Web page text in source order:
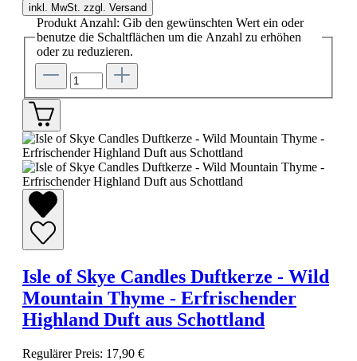
inkl. MwSt. zzgl. Versand
Produkt Anzahl: Gib den gewünschten Wert ein oder
benutze die Schaltflächen um die Anzahl zu erhöhen
oder zu reduzieren.
Isle of Skye Candles Duftkerze - Wild
Mountain Thyme - Erfrischender
Highland Duft aus Schottland
Regulärer Preis: 17,90 €